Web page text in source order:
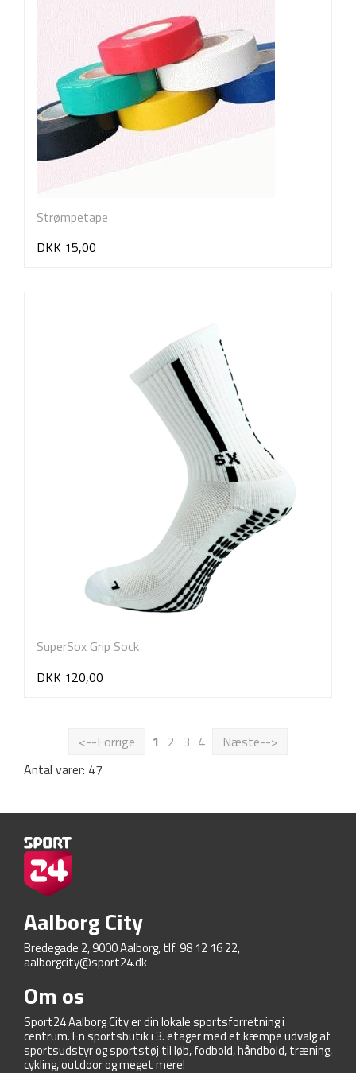
Strømpetape
DKK 15,00
SuperSox Grip Sock
DKK 120,00
<--Forrige 1 2 3 4
Næste-->
Antal varer: 47
Aalborg City
Bredegade 2, 9000 Aalborg, tlf. 98 12 16 22,
aalborgcity@sport24.dk
Om os
Sport24 Aalborg City er din lokale sportsforretning i
centrum. En sportsbutik i 3. etager med et kæmpe udvalg af
sportsudstyr og sportstøj til løb, fodbold, håndbold, træning,
cykling, outdoor og meget mere!